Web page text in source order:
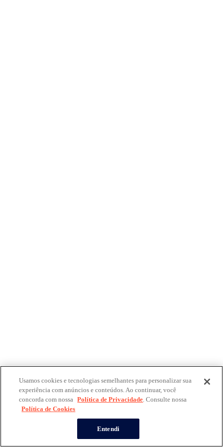
Usamos cookies e tecnologias semelhantes para personalizar sua
experiência com anúncios e conteúdos. Ao continuar, você
concorda com nossa Política de Privacidade. Consulte nossa
Política de Cookies
Entendi